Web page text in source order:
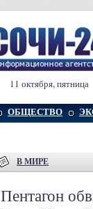
11 октября, пятница
ОБЩЕСТВО
В МИРЕ
Пентагон